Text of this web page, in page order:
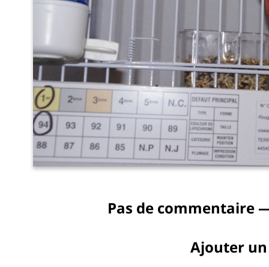
Pas de commentaire
Ajouter